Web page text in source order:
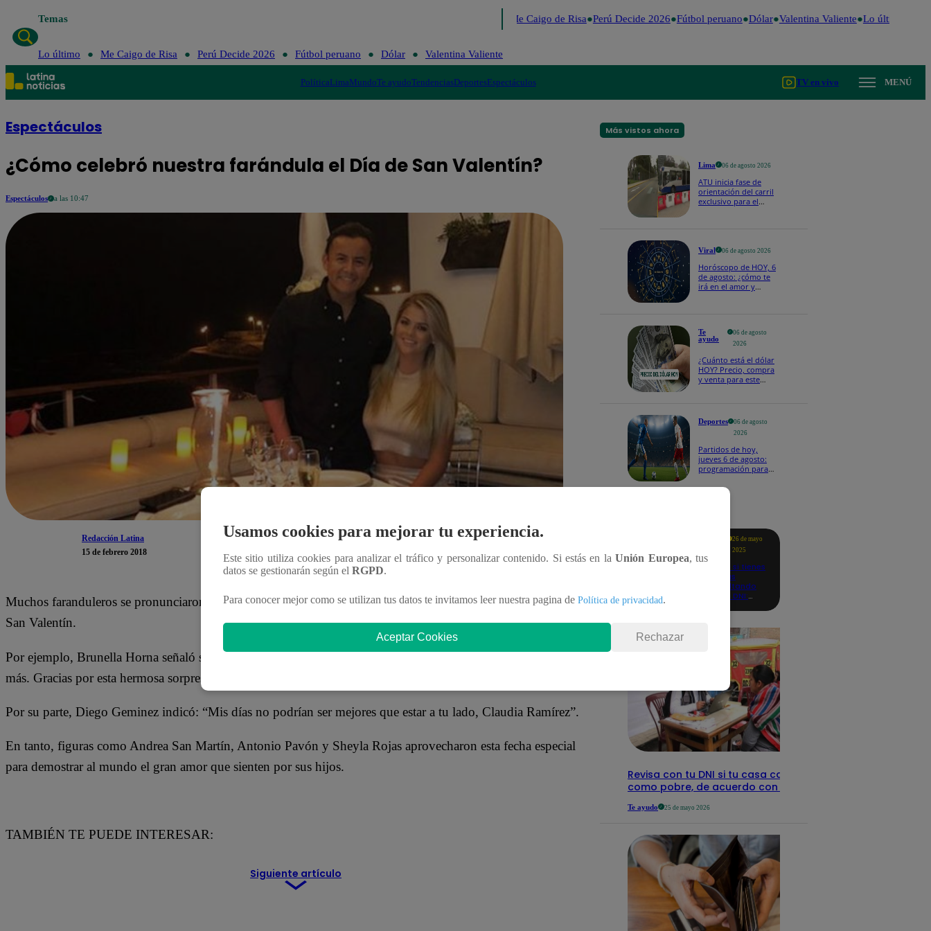
Temas Me Caigo de Risa Perú Decide 2026 Fútbol peruano Dólar Valentina Valiente Lo último
Lo último Me Caigo de Risa Perú Decide 2026 Fútbol peruano Dólar Valentina Valiente
PolíticaLimaMundoTe ayudoTendenciasDeportesEspectáculos TV en vivo MENÚ
Espectáculos
¿Cómo celebró nuestra farándula el Día de San Valentín?
Espectáculos a las 10:47
Redacción Latina
15 de febrero 2018
Muchos faranduleros se pronunciaron a través de las redes sociales sobre cómo estaban celebrando el Día de
San Valentín.
Por ejemplo, Brunella Horna señaló sobre su día con el congresista Richard Acuña: “Cada día me enamoras
más. Gracias por esta hermosa sorpresa, mi güero. ¡Te amo!”
Por su parte, Diego Geminez indicó: “Mis días no podrían ser mejores que estar a tu lado, Claudia Ramírez”.
En tanto, figuras como Andrea San Martín, Antonio Pavón y Sheyla Rojas aprovecharon esta fecha especial
para demostrar al mundo el gran amor que sienten por sus hijos.
TAMBIÉN TE PUEDE INTERESAR:
Siguiente artículo
Más vistos ahora
Lima 06 de agosto 2026
ATU inicia fase de
orientación del carril
exclusivo para el
Viral 06 de agosto 2026
Horóscopo de HOY, 6
de agosto: ¿cómo te
irá en el amor y
Te
ayudo
06 de agosto
2026
¿Cuánto está el dólar
HOY? Precio, compra
y venta para este
Deportes
06 de agosto
2026
Partidos de hoy,
jueves 6 de agosto:
programación para
26 de mayo
2025
Revisa si tienes
deudas
consultando
con tu DNI:
Revisa con tu DNI si tu casa califica
como pobre, de acuerdo con el Sisfoh
Te ayudo 25 de mayo 2026
Usamos cookies para mejorar tu experiencia.
Este sitio utiliza cookies para analizar el tráfico y personalizar contenido. Si estás en laUnión Europea, tus
datos se gestionarán según el RGPD.
Para conocer mejor como se utilizan tus datos te invitamos leer nuestra pagina de Política de privacidad.
Aceptar Cookies Rechazar